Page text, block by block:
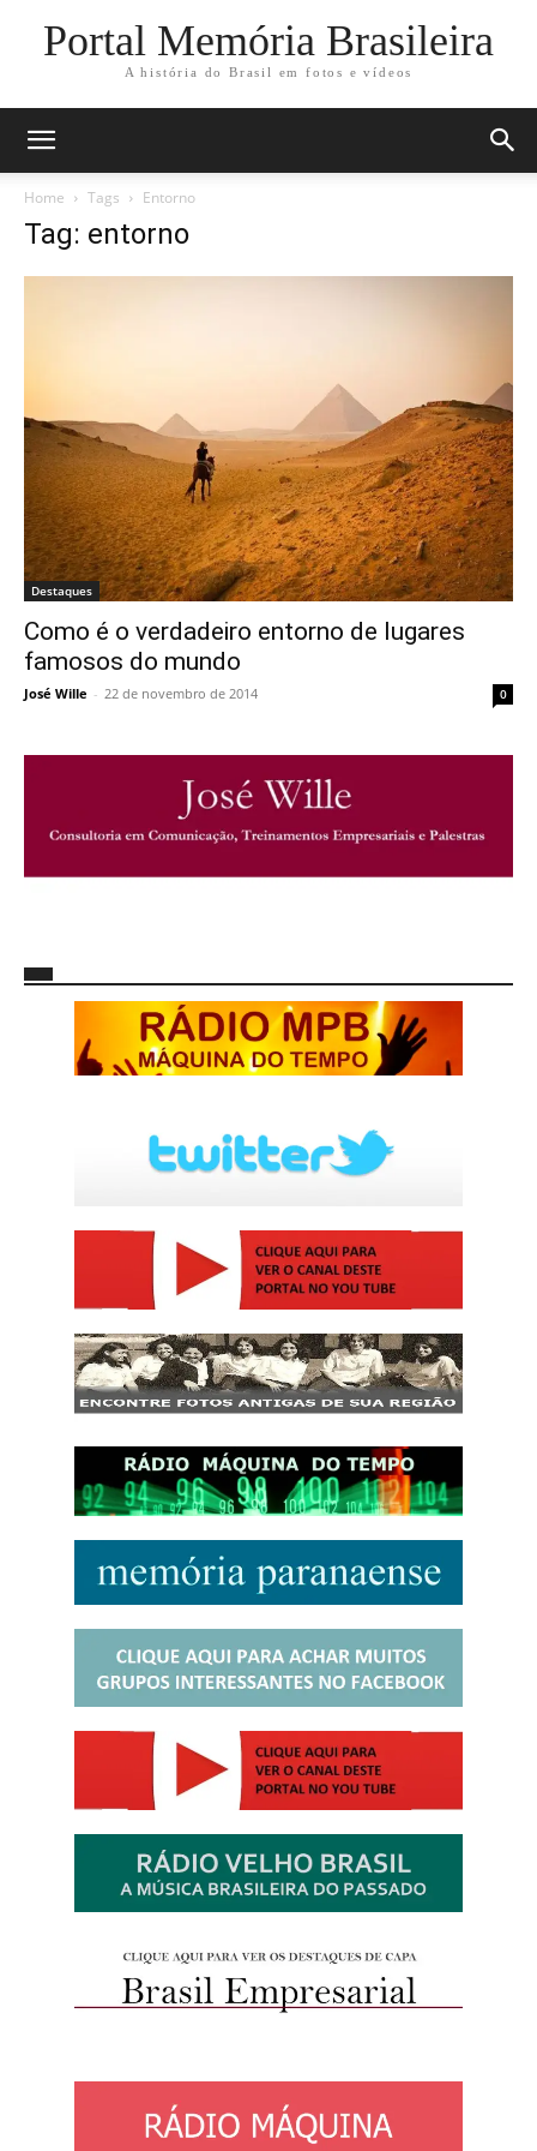
Portal Memória Brasileira
A história do Brasil em fotos e vídeos
Home Tags Entorno
Tag: entorno
Destaques
Como é o verdadeiro entorno de lugares
famosos do mundo
José Wille - 22 de novembro de 2014 0